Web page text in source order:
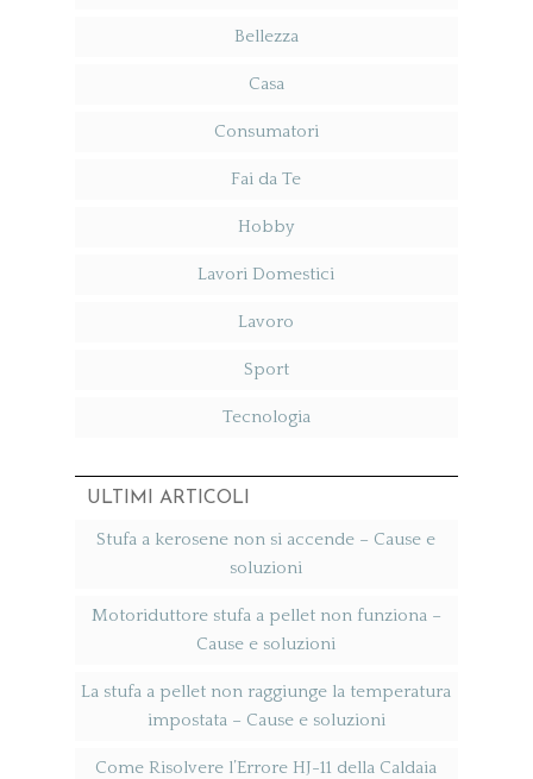
Bellezza
Casa
Consumatori
Fai da Te
Hobby
Lavori Domestici
Lavoro
Sport
Tecnologia
ULTIMI ARTICOLI
Stufa a kerosene non si accende​ – Cause e
soluzioni
Motoriduttore stufa a pellet non funziona​ –
Cause e soluzioni
La stufa a pellet non raggiunge la temperatura
impostata​ – Cause e soluzioni
Come Risolvere l’Errore HJ-11 della Caldaia